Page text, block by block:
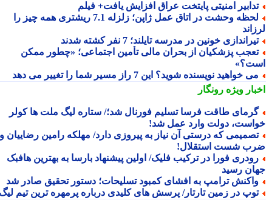
امنیتی پایتخت عراق افزایش یافت+ فیلم
لحظه وحشت در اتاق عمل ژاپن؛ زلزله 7.1 ریشتری همه چیز را
خونین در مدرسه تایلند؛ 7 نفر کشته شدند
پزشکیان از بحران مالی تأمین اجتماعی؛ «چطور ممکن
خواهید نویسنده شوید؟ این 7 راز مسیر شما را تغییر می دهد
ویژهرونگار
طاقت فرسا تسلیم فورنال شد؛/ ستاره لیگ ملت ها کولر
دولت وارد عمل شد!
که درستی آن نیاز به پیروزی دارد/ مهلکه رامین رضاییان و
شست استقلال!
فورا در ترکیب فلیک/ اولین پیشنهاد بارسا به بهترین هافبک
رسید
ترامپ به افشای کمبود تسلیحات؛ دستور تحقیق صادر شد
در زمین تارتار/ پرسش های کلیدی درباره پرمهره ترین تیم لیگ!